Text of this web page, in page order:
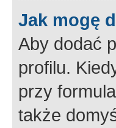
Jak mogę
Aby dodać
profilu.
przy
także